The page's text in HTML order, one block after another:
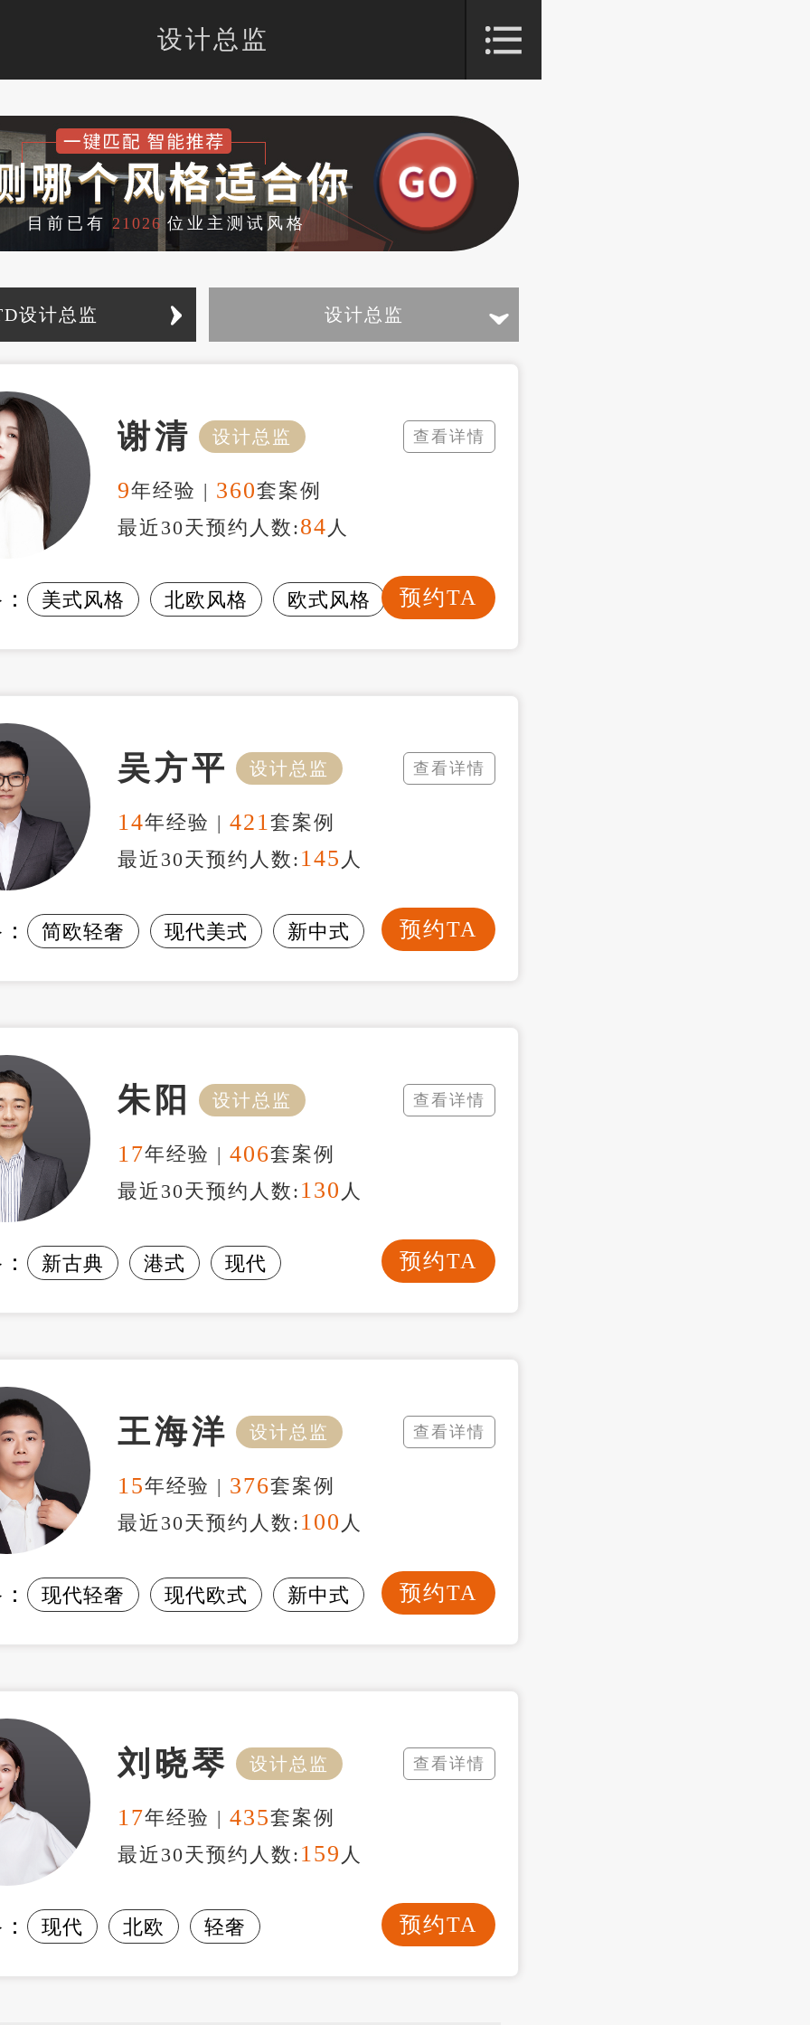
设计总监
目前已有 21026 位业主测试风格
设计总监 设计总监
谢清 设计总监
9年经验 | 360套案例
最近30天预约人数:84 人
美式风格 北欧风格 欧式风格
查看详情
预约TA
吴方平 设计总监
14年经验 | 421 套案例
最近30天预约人数: 145 人
简欧轻奢 现代美式 新中式
查看详情
预约TA
朱阳 设计总监
17年经验 | 406套案例
最近30天预约人数: 130 人
新古典 港式 现代
查看详情
预约TA
王海洋 设计总监
15年经验 | 376套案例
最近30天预约人数: 100 人
现代轻奢 现代欧式 新中式
查看详情
预约TA
刘晓琴 设计总监
17年经验 | 435套案例
最近30天预约人数: 159 人
现代 北欧 轻奢
查看详情
预约TA